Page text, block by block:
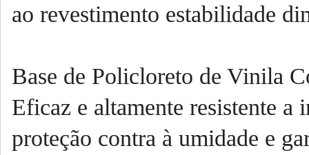
ao revestimento estabilidade
Base de Policloreto de Vinila
Eficaz e altamente resistente a
proteção contra à umidade e